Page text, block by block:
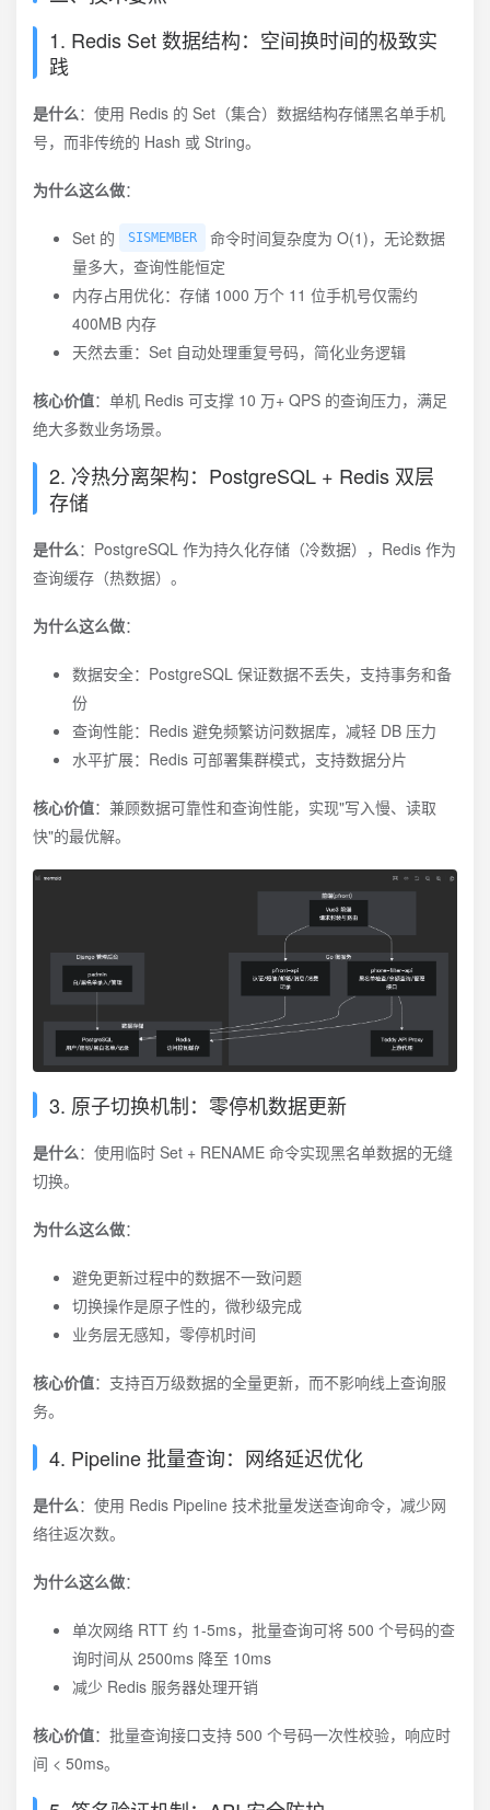
1. Redis Set 数据结构：空间换时间的极致实
践
是什么：使用 Redis 的 Set（集合）数据结构存储黑名单手机
号，而非传统的 Hash 或 String。
为什么这么做：
Set 的 SISMEMBER
命令时间复杂度为 O(1)，无论数据
量多大，查询性能恒定
内存占用优化：存储 1000 万个 11 位手机号仅需约
400MB 内存
天然去重：Set 自动处理重复号码，简化业务逻辑
核心价值：单机 Redis 可支撑 10 万+ QPS 的查询压力，满足
绝大多数业务场景。
2. 冷热分离架构：PostgreSQL + Redis 双层
存储
是什么：PostgreSQL 作为持久化存储（冷数据），Redis 作为
查询缓存（热数据）。
为什么这么做：
数据安全：PostgreSQL 保证数据不丢失，支持事务和备
份
查询性能：Redis 避免频繁访问数据库，减轻 DB 压力
水平扩展：Redis 可部署集群模式，支持数据分片
核心价值：兼顾数据可靠性和查询性能，实现"写入慢、读取
快"的最优解。
3. 原子切换机制：零停机数据更新
是什么：使用临时 Set + RENAME 命令实现黑名单数据的无缝
切换。
为什么这么做：
避免更新过程中的数据不一致问题
切换操作是原子性的，微秒级完成
业务层无感知，零停机时间
核心价值：支持百万级数据的全量更新，而不影响线上查询服
务。
4. Pipeline 批量查询：网络延迟优化
是什么：使用 Redis Pipeline 技术批量发送查询命令，减少网
络往返次数。
为什么这么做：
单次网络 RTT 约 1-5ms，批量查询可将 500 个号码的查
询时间从 2500ms 降至 10ms
减少 Redis 服务器处理开销
核心价值：批量查询接口支持 500 个号码一次性校验，响应时
间 < 50ms。